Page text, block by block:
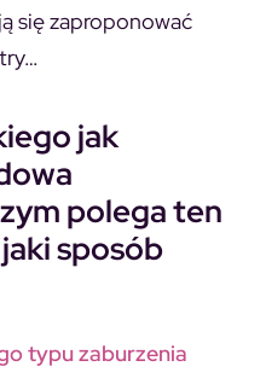
się zaproponować
jak
polega ten
sposób
typu zaburzenia